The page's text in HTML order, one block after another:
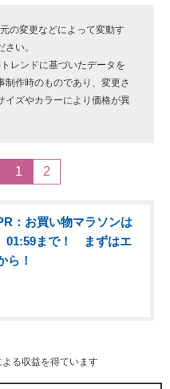
の変更などによって変動す
い。
レンドに基づいたデータを
制作時のものであり、変更さ
イズやカラーにより価格が異
1 2
：お買い物マラソンは
01:59まで！ まずはエ
ら！
る収益を得ています